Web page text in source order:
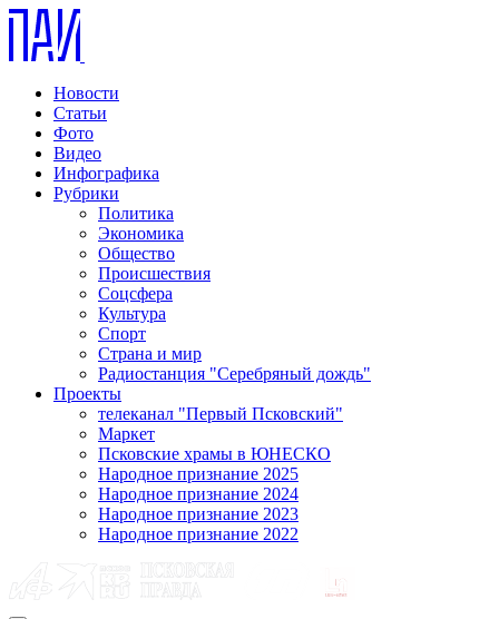
Новости
Статьи
Фото
Видео
Инфографика
Рубрики
Политика
Экономика
Общество
Происшествия
Соцсфера
Культура
Спорт
Страна и мир
Радиостанция "Серебряный дождь"
Проекты
телеканал "Первый Псковский"
Маркет
Псковские храмы в ЮНЕСКО
Народное признание 2025
Народное признание 2024
Народное признание 2023
Народное признание 2022